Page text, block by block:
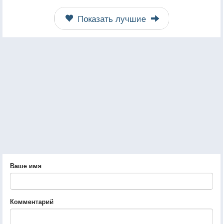
Показать лучшие
Ваше имя
Комментарий